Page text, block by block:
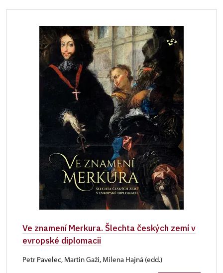
Ve znamení Merkura. Šlechta českých zemí v
evropské diplomacii
Petr Pavelec, Martin Gaži, Milena Hajná (edd.)